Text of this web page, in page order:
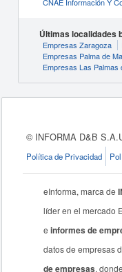
Últimas localidades
Empresas Zaragoza
Empresas Palma de
Empresas Las Palmas
© INFORMA D&B
Política de Privacidad
eInforma, marca de
líder en el mercado
einformes de
datos de empresas
de empresas,